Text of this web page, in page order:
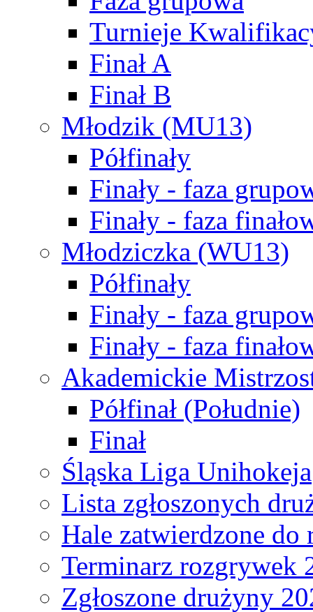
Turnieje
Finał A
Finał B
Młodzik (MU13)
Półfinały
Finały - faza
Finały - faza
Młodziczka (WU13)
Półfinały
Finały - faza
Finały - faza
Akademickie
Półfinał (Południe)
Finał
Śląska Liga Unihokeja
Lista zgłoszonych
Hale zatwierdzone do
Terminarz rozgrywek
Zgłoszone drużyny